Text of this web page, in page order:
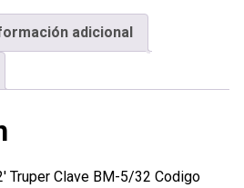
adicional
Truper Clave BM-5/32 Codigo